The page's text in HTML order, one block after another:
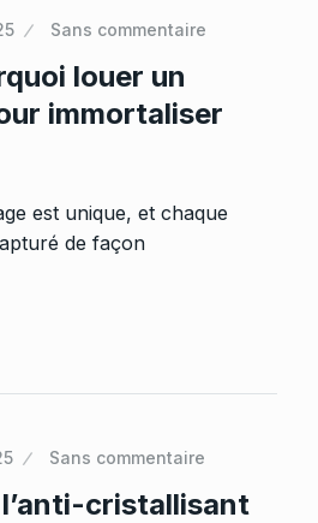
Sans commentaire
louer un
immortaliser
est unique, et chaque
de façon
Sans commentaire
cristallisant